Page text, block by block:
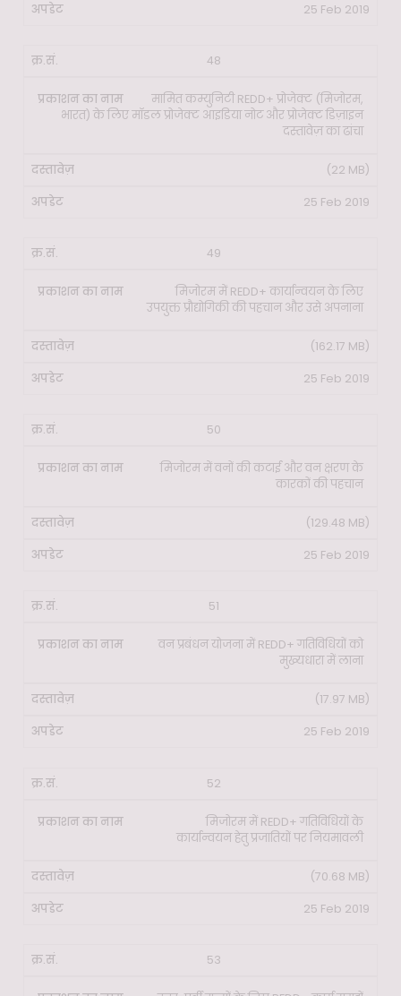
25 Feb 2019
48
मामित कम्युनिटी REDD+ प्रोजेक्ट (मिजोरम,
भारत) के लिए मॉडल प्रोजेक्ट आइडिया नोट और प्रोजेक्ट डिज़ाइन
दस्तावेज़ का ढांचा
(22 MB)
25 Feb 2019
49
मिजोरम में REDD+ कार्यान्वयन के लिए
उपयुक्त प्रौद्योगिकी की पहचान और उसे अपनाना
(162.17 MB)
25 Feb 2019
50
मिजोरम में वनों की कटाई और वन क्षरण के
कारकों की पहचान
(129.48 MB)
25 Feb 2019
51
वन प्रबंधन योजना में REDD+ गतिविधियों को
मुख्यधारा में लाना
(17.97 MB)
25 Feb 2019
52
मिजोरम में REDD+ गतिविधियों के
कार्यान्वयन हेतु प्रजातियों पर नियमावली
(70.68 MB)
25 Feb 2019
53